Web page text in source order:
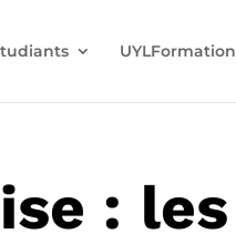
UYLFormation
: les